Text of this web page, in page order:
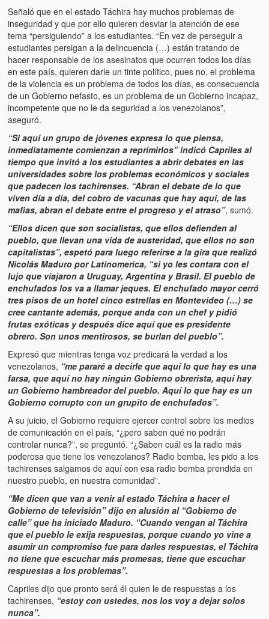
Víctimas inocentes de la violencia castrista del 4 de Febrero de
1992
¡¡¡Miserable traidor, mira a tu pueblo!!! (Despicable traitor, look
your country!!!)
Fotos
Versos
Cuentos
Videos
Chistes
Señaló que en el estado Táchira hay muchos problemas de
inseguridad y que por ello quieren desviar la atención de ese
tema “persiguiendo” a los estudiantes. “En vez de perseguir a
estudiantes persigan a la delincuencia (…) están tratando de
hacer responsable de los asesinatos que ocurren todos los días
en este país, quieren darle un tinte político, pues no, el problema
de la violencia es un problema de todos los días, es consecuencia
de un Gobierno nefasto, es un problema de un Gobierno incapaz,
incompetente que no le da seguridad a los venezolanos”,
aseguró.
“Si aquí un grupo de jóvenes expresa lo que piensa,
inmediatamente comienzan a reprimirlos” indicó Capriles al
tiempo que invitó a los estudiantes a abrir debates en las
universidades sobre los problemas económicos y sociales
que padecen los tachirenses. “Abran el debate de lo que
viven día a día, del cobro de vacunas que hay aquí, de las
mafias, abran el debate entre el progreso y el atraso”, sumó.
“Ellos dicen que son socialistas, que ellos defienden al
pueblo, que llevan una vida de austeridad, que ellos no son
capitalistas”, espetó para luego referirse a la gira que realizó
Nicolás Maduro por Latinomerica, “si yo les contara con el
lujo que viajaron a Uruguay, Argentina y Brasil. El pueblo de
enchufados los va a llamar jeques. El enchufado mayor cerró
tres pisos de un hotel cinco estrellas en Montevideo (…) se
cree cantante además, porque anda con un chef y pidió
frutas exóticas y después dice aquí que es presidente
obrero. Son unos mentirosos, se burlan del pueblo”.
Expresó que mientras tenga voz predicará la verdad a los
venezolanos, “me pararé a decirle que aquí lo que hay es una
farsa, que aquí no hay ningún Gobierno obrerista, aquí hay
un Gobierno hambreador del pueblo. Aquí lo que hay es un
Gobierno corrupto con un grupito de enchufados”.
A su juicio, el Gobierno requiere ejercer control sobre los medios
de comunicación en el país, “¿pero saben qué no podrán
controlar nunca?”, se preguntó. “¿Saben cuál es la radio más
poderosa que tiene los venezolanos? Radio bemba, les pido a los
tachirenses salgamos de aquí con esa radio bemba prendida en
nuestro pueblo, en nuestra comunidad”.
“Me dicen que van a venir al estado Táchira a hacer el
Gobierno de televisión” dijo en alusión al “Gobierno de
calle” que ha iniciado Maduro. “Cuando vengan al Táchira
que el pueblo le exija respuestas, porque cuando yo vine a
asumir un compromiso fue para darles respuestas, el Táchira
no tiene que escuchar más promesas, tiene que escuchar
respuestas a los problemas”.
Capriles dijo que pronto será él quien le de respuestas a los
tachirenses, “estoy con ustedes, nos los voy a dejar solos
nunca”.